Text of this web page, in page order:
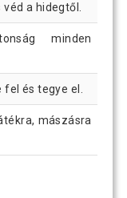
a hidegtől.
minden
fel és tegye el.
mászásra